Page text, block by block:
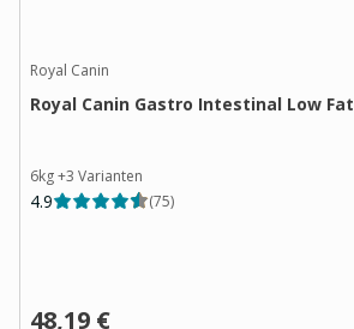
Royal Canin
Royal Canin Gastro Intestinal Low Fat
6kg+3 Varianten
4.9 (75)
48,19 €